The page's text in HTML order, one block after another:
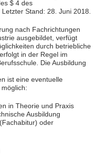
$ 4 des
Stand: 28. Juni 2018.
nach Fachrichtungen
ausgebildet, verfügt
durch betriebliche
in der Regel im
Die Ausbildung
ist eine eventuelle
in Theorie und Praxis
Ausbildung
oder